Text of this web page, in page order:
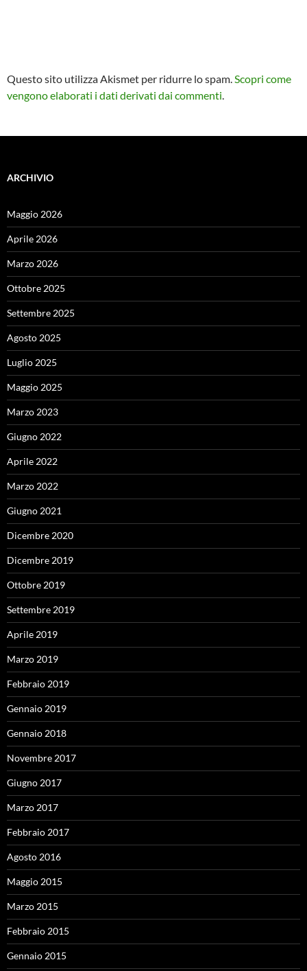
Questo sito utilizza Akismet per ridurre lo spam.Scopri come
vengono elaborati i dati derivati dai commenti.
ARCHIVIO
Maggio 2026
Aprile 2026
Marzo 2026
Ottobre 2025
Settembre 2025
Agosto 2025
Luglio 2025
Maggio 2025
Marzo 2023
Giugno 2022
Aprile 2022
Marzo 2022
Giugno 2021
Dicembre 2020
Dicembre 2019
Ottobre 2019
Settembre 2019
Aprile 2019
Marzo 2019
Febbraio 2019
Gennaio 2019
Gennaio 2018
Novembre 2017
Giugno 2017
Marzo 2017
Febbraio 2017
Agosto 2016
Maggio 2015
Marzo 2015
Febbraio 2015
Gennaio 2015